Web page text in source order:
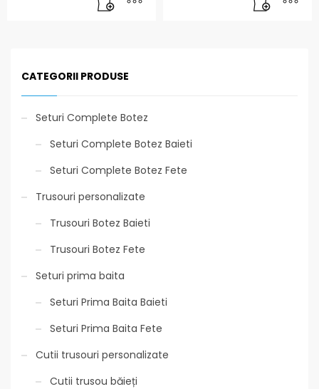
CATEGORII PRODUSE
Seturi Complete Botez
Seturi Complete Botez Baieti
Seturi Complete Botez Fete
Trusouri personalizate
Trusouri Botez Baieti
Trusouri Botez Fete
Seturi prima baita
Seturi Prima Baita Baieti
Seturi Prima Baita Fete
Cutii trusouri personalizate
Cutii trusou băieți